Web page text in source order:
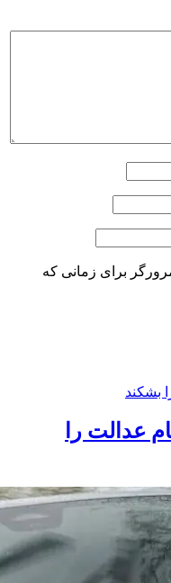
برای زمانی که
عدالت را